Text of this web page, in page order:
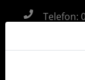
Telefon: